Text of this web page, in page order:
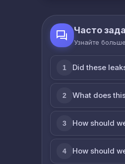
Часто
Узнайте
1 Did these
2 What does
3 How should
4 How should